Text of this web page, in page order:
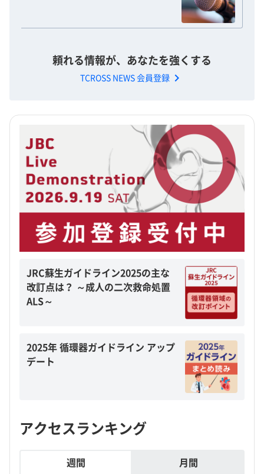
頼れる情報が、あなたを強くする
TCROSS NEWS 会員登録 chevron_right
JRC蘇生ガイドライン2025の主な
改訂点は？ ～成人の二次救命処置
ALS～
2025年 循環器ガイドライン アップ
デート
アクセスランキング
週間 月間